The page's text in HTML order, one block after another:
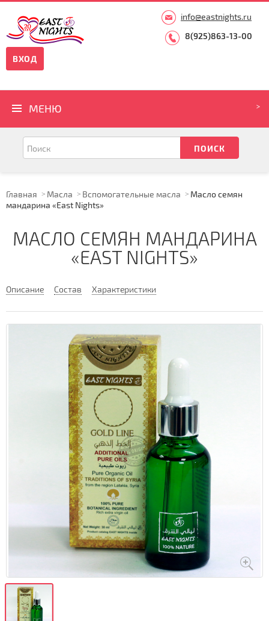
info@eastnights.ru
8(925)863-13-00
ВХОД
МЕНЮ
Главная Масла Вспомогательные масла
Масло семян
мандарина «East Nights»
МАСЛО СЕМЯН МАНДАРИНА
«EAST NIGHTS»
Описание Состав Характеристики